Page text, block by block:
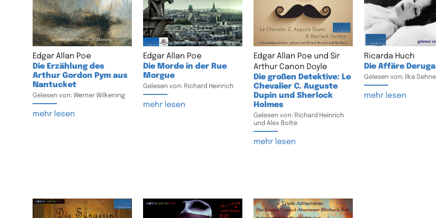
Edgar Allan Poe
Die Erzählung des
Arthur Gordon Pym aus
Nantucket
Gelesen von: Werner Wilkening
mehr lesen
Edgar Allan Poe
Die Morde in der Rue
Morgue
Gelesen von: Richard Heinrich
mehr lesen
Edgar Allan Poe und Sir
Arthur Canon Doyle
Die großen Detektive: Le
Chevalier C. Auguste
Dupin und Sherlock
Holmes
Gelesen von: Richard Heinrich
und Alex Bolte
mehr lesen
Ricarda Huch
Die Affäre Deruga
Gelesen von: Ilka
mehr lesen